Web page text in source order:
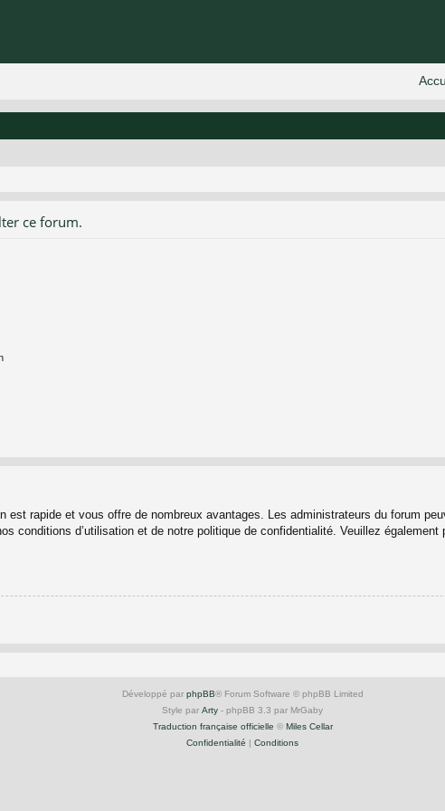
ce forum.
est rapide et vous offre de nombreux avantages. Les administrateurs du forum
conditions d’utilisation et de notre politique de confidentialité. Veuillez
Développé par phpBB® Forum Software © phpBB Limited
Style par Arty - phpBB 3.3 par MrGaby
Traduction française officielle © Miles Cellar
Confidentialité | Conditions